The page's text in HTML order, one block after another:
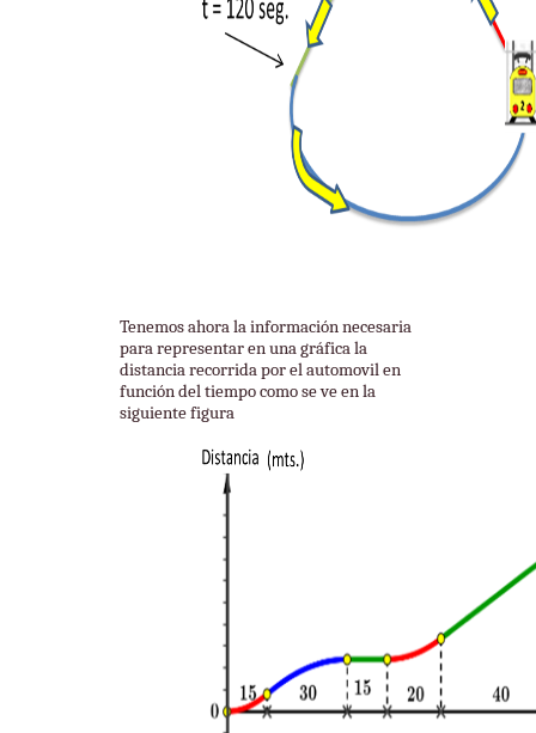
Tenemos ahora la información necesaria
para representar en una gráfica la
distancia recorrida por el automovil en
función del tiempo como se ve en la
siguiente figura